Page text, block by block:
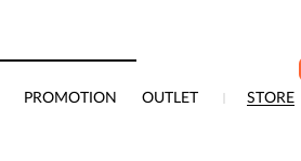
PROMOTION OUTLET STORE